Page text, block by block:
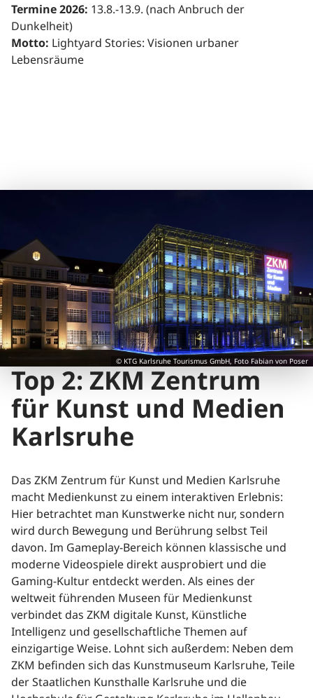
Termine 2026: 13.8.-13.9. (nach Anbruch der
Dunkelheit)
Motto: Lightyard Stories: Visionen urbaner
Lebensräume
Top 2: ZKM Zentrum
für Kunst und Medien
Karlsruhe
Das ZKM Zentrum für Kunst und Medien Karlsruhe
macht Medienkunst zu einem interaktiven Erlebnis:
Hier betrachtet man Kunstwerke nicht nur, sondern
wird durch Bewegung und Berührung selbst Teil
davon. Im Gameplay-Bereich können klassische und
moderne Videospiele direkt ausprobiert und die
Gaming-Kultur entdeckt werden. Als eines der
weltweit führenden Museen für Medienkunst
verbindet das ZKM digitale Kunst, Künstliche
Intelligenz und gesellschaftliche Themen auf
einzigartige Weise. Lohnt sich außerdem: Neben dem
ZKM befinden sich das Kunstmuseum Karlsruhe, Teile
der Staatlichen Kunsthalle Karlsruhe und die
© KTG Karlsruhe Tourismus GmbH, Foto Fabian von Poser